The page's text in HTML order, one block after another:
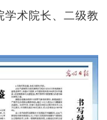
学术院长、二级教